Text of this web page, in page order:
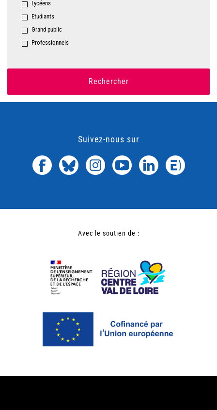
Lycéens
Etudiants
Grand public
Professionnels
Rechercher
Suivez-nous sur
Avec le soutien de :